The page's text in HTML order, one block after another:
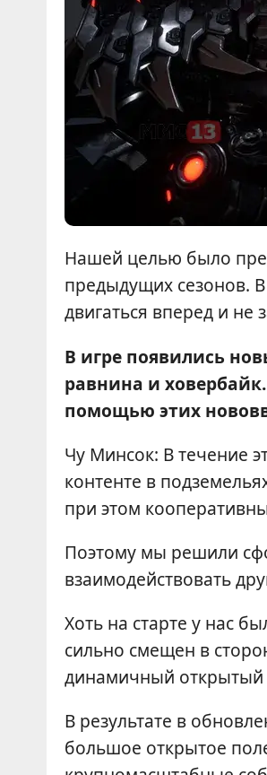
Нашей целью было
предыдущих сезонов.
двигаться вперед и не
В игре появились
равнина и
помощью этих
Чу Минсок: В течение
контенте в
при этом
Поэтому мы решили
взаимодействовать
Хоть на старте у нас
сильно смещен в
динамичный открытый
В результате в
большое открытое